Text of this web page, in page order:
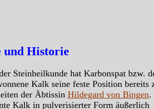
und Historie
Steinheilkunde hat Karbonspat bzw.
Kalk seine feste Position bereits
der Äbtissin Hildegard von Bingen.
Kalk in pulverisierter Form äußerlich